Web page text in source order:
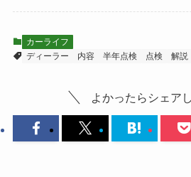
カーライフ
ディーラー
内容 半年点検 点検 解説
よかったらシェア